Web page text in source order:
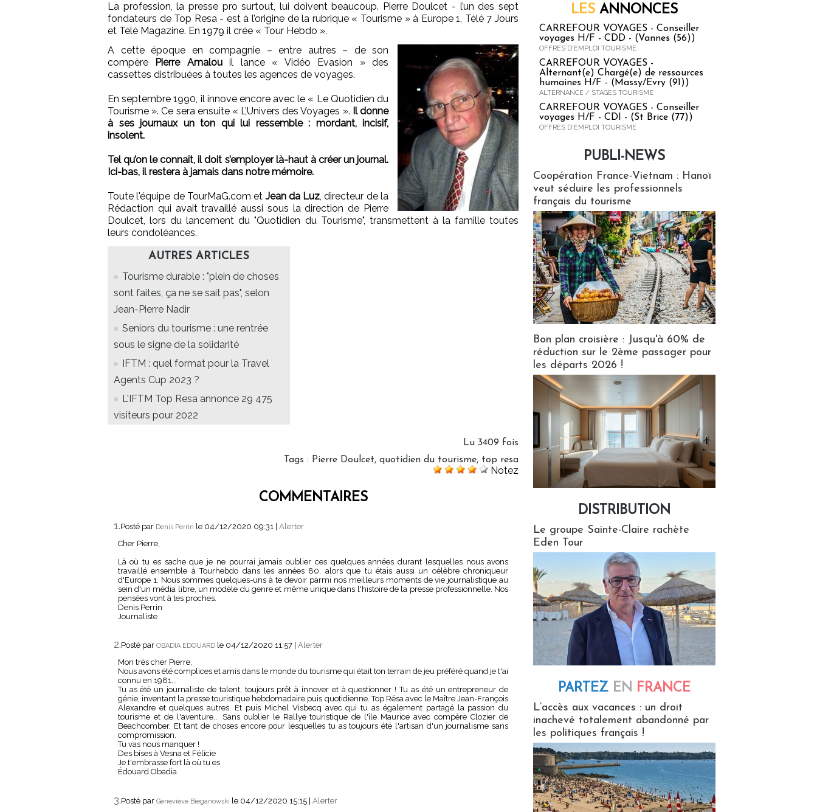
La profession, la presse pro surtout, lui doivent beaucoup. Pierre Doulcet - l’un des sept
fondateurs de Top Resa - est à l’origine de la rubrique « Tourisme » à Europe 1, Télé 7 Jours
et Télé Magazine. En 1979 il crée « Tour Hebdo ».
A cette époque en compagnie – entre autres – de son
compère Pierre Amalouil lance « Vidéo Evasion » des
cassettes distribuées à toutes les agences de voyages.
En septembre 1990, il innove encore avec le « Le Quotidien du
Tourisme ». Ce sera ensuite « L’Univers des Voyages ». Il donne
à ses journaux un ton qui lui ressemble : mordant, incisif,
insolent.
Tel qu’on le connaît, il doit s’employer là-haut à créer un journal.
Ici-bas, il restera à jamais dans notre mémoire.
Toute l'équipe de TourMaG.com et Jean da Luz, directeur de la
Rédaction qui avait travaillé aussi sous la direction de Pierre
Doulcet, lors du lancement du "Quotidien du Tourisme", transmettent à la famille toutes
leurs condoléances.
AUTRES ARTICLES
Tourisme durable : "plein de choses
sont faites, ça ne se sait pas", selon
Jean-Pierre Nadir
Seniors du tourisme : une rentrée
sous le signe de la solidarité
IFTM : quel format pour la Travel
Agents Cup 2023 ?
L'IFTM Top Resa annonce 29 475
visiteurs pour 2022
Lu 3409 fois
Tags : Pierre Doulcet, quotidien du tourisme, top resa
Notez
COMMENTAIRES
1.Posté par Denis Perrin le 04/12/2020 09:31 Alerter
Cher Pierre,
Là où tu es sache que je ne pourrai jamais oublier ces quelques années durant lesquelles nous avons
travaillé ensemble à Tourhebdo dans les années 80, alors que tu étais aussi un célèbre chroniqueur
d'Europe 1. Nous sommes quelques-uns à te devoir parmi nos meilleurs moments de vie journalistique au
sein d'un média libre, un modèle du genre et même unique dans l'histoire de la presse professionnelle. Nos
pensées vont à tes proches.
Denis Perrin
Journaliste
2.Posté par OBADIA EDOUARD le 04/12/2020 11:57 Alerter
Mon très cher Pierre,
Nous avons été complices et amis dans le monde du tourisme qui était ton terrain de jeu préféré quand je t'ai
connu en 1981...
Tu as été un journaliste de talent, toujours prêt à innover et à questionner ! Tu as été un entrepreneur de
génie, inventant la presse touristique hebdomadaire puis quotidienne. Top Résa avec le Maître Jean-François
Alexandre et quelques autres. Et puis Michel Visbecq avec qui tu as également partagé la passion du
tourisme et de l'aventure... Sans oublier le Rallye touristique de l'île Maurice avec compère Clozier de
Beachcomber. Et tant de choses encore pour lesquelles tu as toujours été l'artisan d'un journalisme sans
compromission.
Tu vas nous manquer !
Des bises à Vesna et Félicie
Je t'embrasse fort là où tu es
Édouard Obadia
3.Posté par Geneviève Bieganowski le 04/12/2020 15:15 | Alerter
LES ANNONCES
CARREFOUR VOYAGES - Conseiller
voyages H/F - CDD - (Vannes (56))
OFFRES D'EMPLOI TOURISME
CARREFOUR VOYAGES -
Alternant(e) Chargé(e) de ressources
humaines H/F - (Massy/Evry (91))
ALTERNANCE / STAGES TOURISME
CARREFOUR VOYAGES - Conseiller
voyages H/F - CDI - (St Brice (77))
OFFRES D'EMPLOI TOURISME
PUBLI-NEWS
Coopération France-Vietnam : Hanoï
veut séduire les professionnels
français du tourisme
Bon plan croisière : Jusqu'à 60% de
réduction sur le 2ème passager pour
les départs 2026 !
DISTRIBUTION
Le groupe Sainte-Claire rachète
Eden Tour
PARTEZ EN FRANCE
L’accès aux vacances : un droit
inachevé totalement abandonné par
les politiques français !